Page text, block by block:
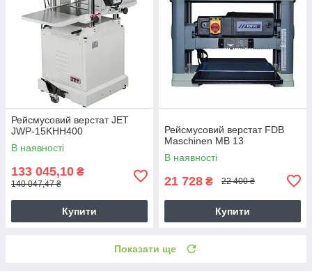
Рейсмусовий верстат JET
JWP-15KHH400
В наявності
133 045,10 ₴
140 047,47 ₴
Купити
Рейсмусовий верстат FDB
Maschinen MB 13
В наявності
21 728 ₴ 22 400 ₴
Купити
Показати ще